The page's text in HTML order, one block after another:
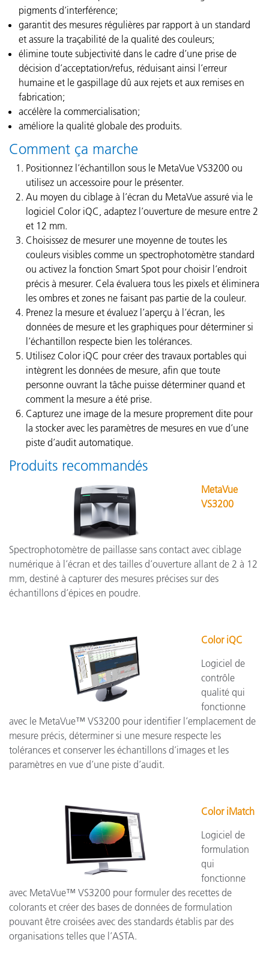
pigments d’interférence;
garantit des mesures régulières par rapport à un standard
et assure la traçabilité de la qualité des couleurs;
élimine toute subjectivité dans le cadre d’une prise de
décision d’acceptation/refus, réduisant ainsi l’erreur
humaine et le gaspillage dû aux rejets et aux remises en
fabrication;
accélère la commercialisation;
améliore la qualité globale des produits.
Comment ça marche
Positionnez l’échantillon sous le MetaVue VS3200 ou
utilisez un accessoire pour le présenter.
Au moyen du ciblage à l’écran du MetaVue assuré via le
logiciel Color iQC, adaptez l’ouverture de mesure entre 2
et 12 mm.
Choisissez de mesurer une moyenne de toutes les
couleurs visibles comme un spectrophotomètre standard
ou activez la fonction Smart Spot pour choisir l’endroit
précis à mesurer. Cela évaluera tous les pixels et éliminera
les ombres et zones ne faisant pas partie de la couleur.
Prenez la mesure et évaluez l’aperçu à l’écran, les
données de mesure et les graphiques pour déterminer si
l’échantillon respecte bien les tolérances.
Utilisez Color iQC pour créer des travaux portables qui
intègrent les données de mesure, afin que toute
personne ouvrant la tâche puisse déterminer quand et
comment la mesure a été prise.
Capturez une image de la mesure proprement dite pour
la stocker avec les paramètres de mesures en vue d’une
piste d’audit automatique.
Produits recommandés
MetaVue
VS3200
Spectrophotomètre de paillasse sans contact avec ciblage
numérique à l’écran et des tailles d’ouverture allant de 2 à 12
mm, destiné à capturer des mesures précises sur des
échantillons d’épices en poudre.
Color iQC
Logiciel de
contrôle
qualité qui
fonctionne
avec le MetaVue™ VS3200 pour identifier l’emplacement de
mesure précis, déterminer si une mesure respecte les
tolérances et conserver les échantillons d’images et les
paramètres en vue d’une piste d’audit.
Color iMatch
Logiciel de
formulation
qui
fonctionne
avec MetaVue™ VS3200 pour formuler des recettes de
colorants et créer des bases de données de formulation
pouvant être croisées avec des standards établis par des
organisations telles que l’ASTA.